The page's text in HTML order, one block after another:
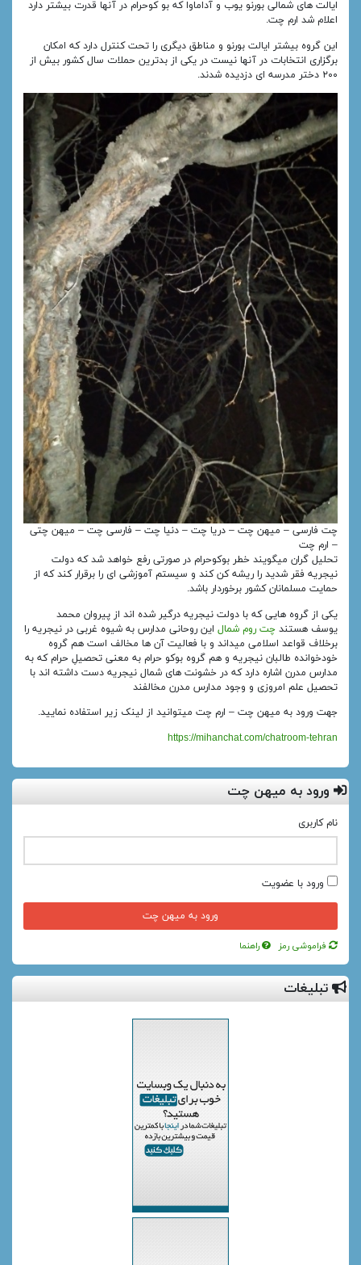
ورود به میهن چت
نام کاربری
ورود با عضویت
فراموشی رمز راهنما
ایالت‌ های شمالی بورنو یوب و آداماوا که بو کوحرام در آنها قدرت بیشتر دارد
اعلام شد ارم چت.
این گروه بیشتر ایالت بورنو و مناطق دیگری را تحت کنترل دارد که امکان
برگزاری انتخابات در آنها نیست در یکی از بدترین حملات سال کشور بیش از
۲۰۰ دختر مدرسه‌ ای دزدیده شدند.
چت فارسی – میهن چت – دریا چت – دنیا چت – فارسی چت – میهن چتی
– ارم چت
تحلیل گران میگویند خطر بوکوحرام در صورتی رفع خواهد شد که دولت
نیجریه فقر شدید را ریشه کن کند و سیستم آموزشی ای را برقرار کند که از
حمایت مسلمانان کشور برخوردار باشد.
یکی از گروه‌ هایی که با دولت نیجریه درگیر شده‌ اند از پیروان محمد
یوسف هستند چت روم شمالاین روحانی مدارس به شیوه غربی در نیجریه را
برخلاف قواعد اسلامی میداند و با فعالیت آن‌ ها مخالف است هم گروه
خودخوانده طالبان نیجریه و هم گروه بوکو حرام به معنی تحصیلِ حرام که به
مدارس مدرن اشاره دارد که در خشونت‌ های شمال نیجریه دست داشته‌ اند با
تحصیل علم امروزی و وجود مدارس مدرن مخالفند
جهت ورود به میهن چت – ارم چت میتوانید از لینک زیر استفاده نمایید.
https://mihanchat.com/chatroom-tehran
تبلیغات